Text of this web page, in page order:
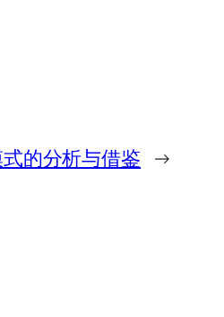
的分析与借鉴 →